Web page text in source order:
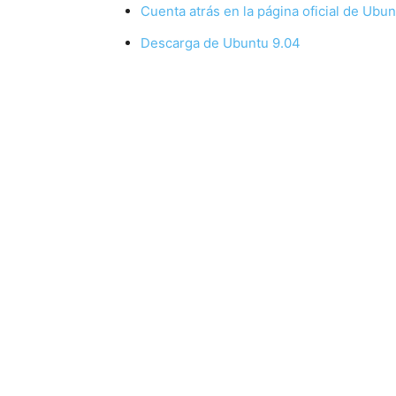
Cuenta atrás en la página oficial de
Descarga de Ubuntu 9.04